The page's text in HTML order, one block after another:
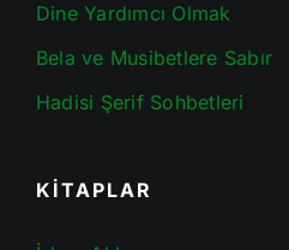
Dine Yardımcı Olmak
Bela ve Musibetlere Sabır
Hadisi Şerif Sohbetleri
KİTAPLAR